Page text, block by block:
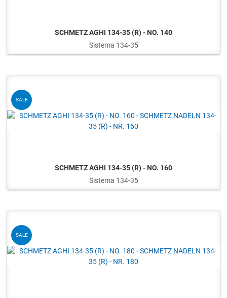
SCHMETZ AGHI 134-35 (R) - NO. 140
Sistema 134-35
SALE
SCHMETZ AGHI 134-35 (R) - NO. 160
Sistema 134-35
SALE